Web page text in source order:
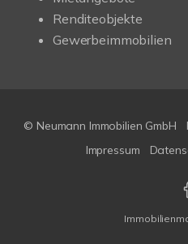
Renditeobjekte
Gewerbeimmobilien
© Neumann Immobilien GmbH
Impressum